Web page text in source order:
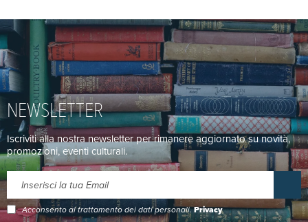
NEWSLETTER
Iscriviti alla nostra newsletter per rimanere aggiornato su novità,
promozioni, eventi culturali.
Acconsento al trattamento dei dati personali.Privacy